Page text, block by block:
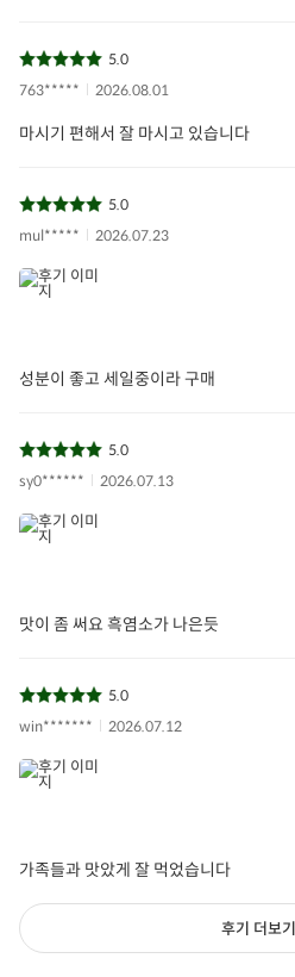
5.0
763*****
2026.08.01
마시기 편해서 잘 마시고 있습니다
5.0
mul*****
2026.07.23
성분이 좋고 세일중이라 구매
5.0
sy0******
2026.07.13
맛이 좀 써요 흑염소가 나은듯
5.0
win*******
2026.07.12
가족들과 맛았게 잘 먹었습니다
후기 더보기